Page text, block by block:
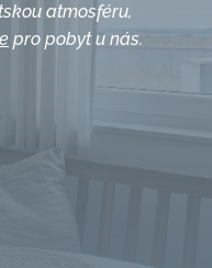
atmosféru,
pro pobyt u nás.